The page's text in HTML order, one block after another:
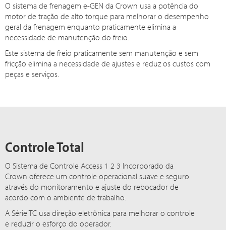
O sistema de frenagem e-GEN da Crown usa a potência do
motor de tração de alto torque para melhorar o desempenho
geral da frenagem enquanto praticamente elimina a
necessidade de manutenção do freio.
Este sistema de freio praticamente sem manutenção e sem
fricção elimina a necessidade de ajustes e reduz os custos com
peças e serviços.
Controle Total
O Sistema de Controle Access 1 2 3 Incorporado da
Crown oferece um controle operacional suave e seguro
através do monitoramento e ajuste do rebocador de
acordo com o ambiente de trabalho.
A Série TC usa direção eletrônica para melhorar o controle
e reduzir o esforço do operador.